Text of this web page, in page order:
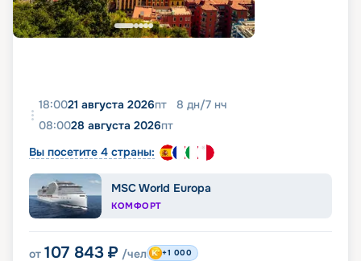
18:0021 августа 2026пт 8 дн/7 нч
08:0028 августа 2026пт
Вы посетите 4 страны:
MSC World Europa
КОМФОРТ
от 107 843 ₽ /чел +1 000